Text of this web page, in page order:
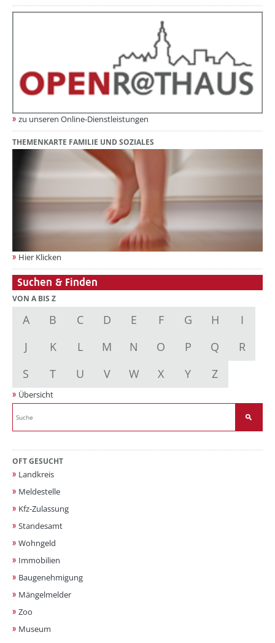
zu unseren Online-Dienstleistungen
THEMENKARTE FAMILIE UND SOZIALES
Hier Klicken
Suchen & Finden
VON A BIS Z
A B C D E F G H
I
J
K L M N O P Q
R
S
T U V W X Y Z
Übersicht
OFT GESUCHT
Landkreis
Meldestelle
Kfz-Zulassung
Standesamt
Wohngeld
Immobilien
Baugenehmigung
Mängelmelder
Zoo
Museum